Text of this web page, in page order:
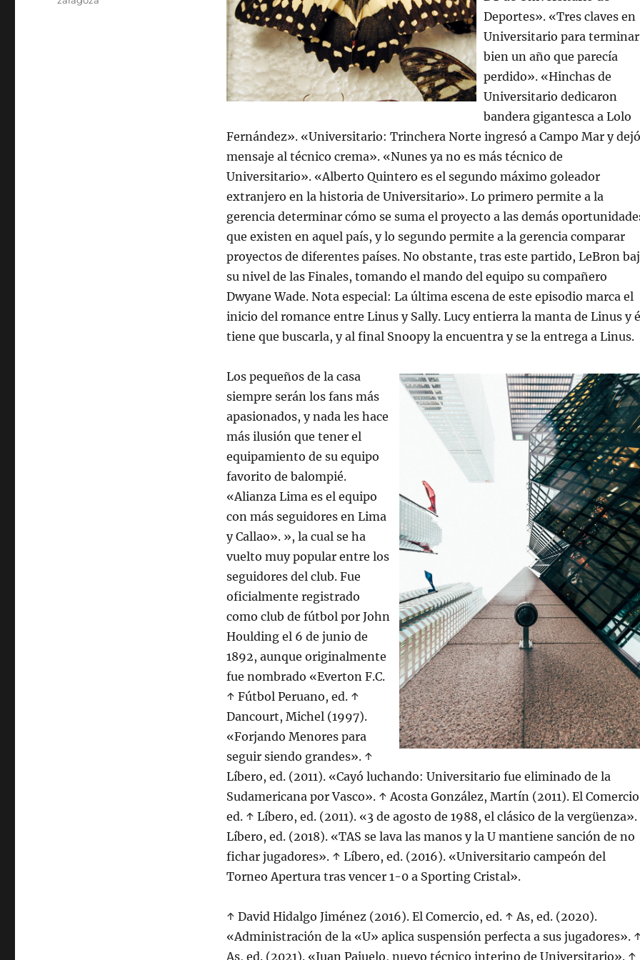
Deportes». «Tres claves en
Universitario para terminar
bien un año que parecía
perdido». «Hinchas de
Universitario dedicaron
bandera gigantesca a Lolo
Fernández». «Universitario: Trinchera Norte ingresó a Campo Mar y dejó
mensaje al técnico crema». «Nunes ya no es más técnico de
Universitario». «Alberto Quintero es el segundo máximo goleador
extranjero en la historia de Universitario». Lo primero permite a la
gerencia determinar cómo se suma el proyecto a las demás
que existen en aquel país, y lo segundo permite a la gerencia comparar
proyectos de diferentes países. No obstante, tras este partido, LeBron
su nivel de las Finales, tomando el mando del equipo su compañero
Dwyane Wade. Nota especial: La última escena de este episodio marca el
inicio del romance entre Linus y Sally. Lucy entierra la manta de Linus y
tiene que buscarla, y al final Snoopy la encuentra y se la entrega a Linus.
Los pequeños de la casa
siempre serán los fans más
apasionados, y nada les hace
más ilusión que tener el
equipamiento de su equipo
favorito de balompié.
«Alianza Lima es el equipo
con más seguidores en Lima
y Callao». », la cual se ha
vuelto muy popular entre los
seguidores del club. Fue
oficialmente registrado
como club de fútbol por John
Houlding el 6 de junio de
1892, aunque originalmente
fue nombrado «Everton F.C.
↑ Fútbol Peruano, ed. ↑
Dancourt, Michel (1997).
«Forjando Menores para
seguir siendo grandes». ↑
Líbero, ed. (2011). «Cayó luchando: Universitario fue eliminado de la
Sudamericana por Vasco». ↑ Acosta González, Martín (2011). El
ed. ↑ Líbero, ed. (2011). «3 de agosto de 1988, el clásico de la
Líbero, ed. (2018). «TAS se lava las manos y la U mantiene sanción de no
fichar jugadores». ↑ Líbero, ed. (2016). «Universitario campeón del
Torneo Apertura tras vencer 1-0 a Sporting Cristal».
↑ David Hidalgo Jiménez (2016). El Comercio, ed. ↑ As, ed. (2020).
«Administración de la «U» aplica suspensión perfecta a sus jugadores».
As, ed. (2021). «Juan Pajuelo, nuevo técnico interino de Universitario». ↑